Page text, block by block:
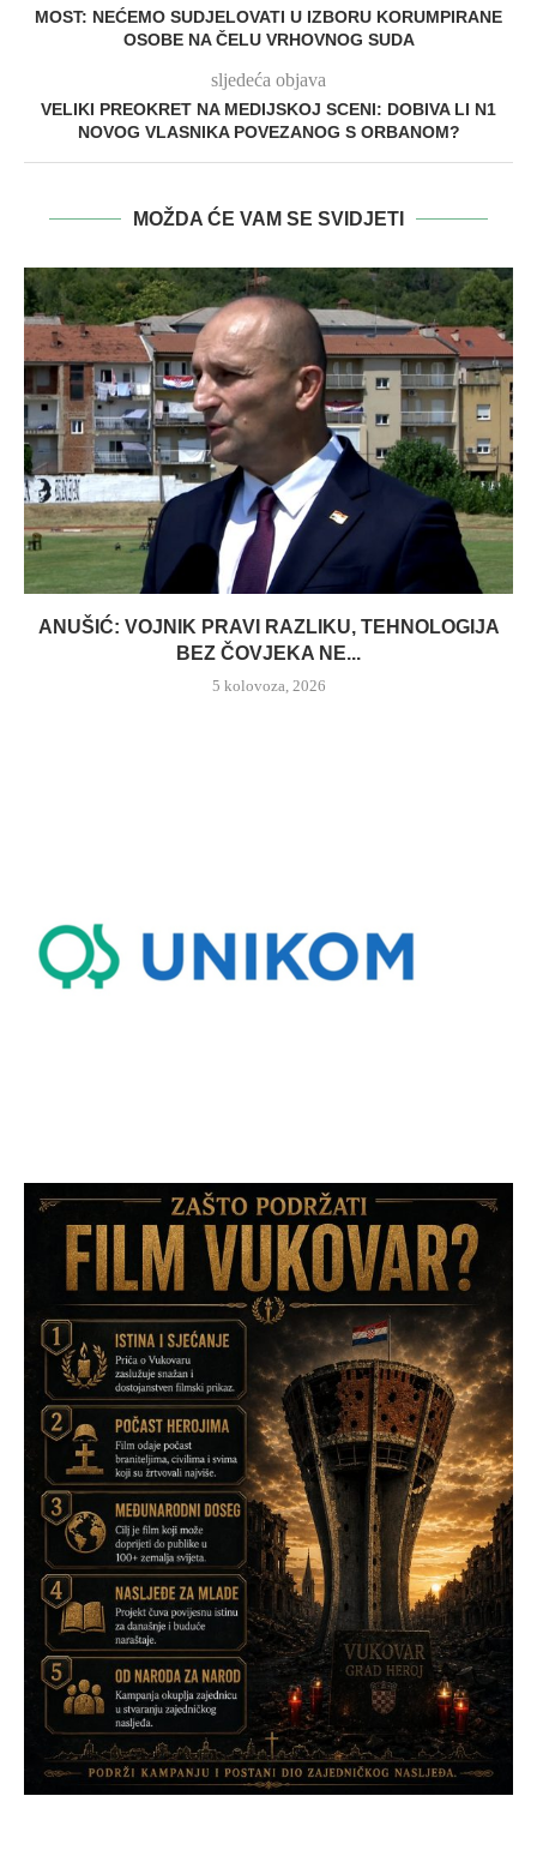
MOST: NEĆEMO SUDJELOVATI U IZBORU KORUMPIRANE
OSOBE NA ČELU VRHOVNOG SUDA
sljedeća objava
VELIKI PREOKRET NA MEDIJSKOJ SCENI: DOBIVA LI N1
NOVOG VLASNIKA POVEZANOG S ORBANOM?
MOŽDA ĆE VAM SE SVIDJETI
ANUŠIĆ: VOJNIK PRAVI RAZLIKU, TEHNOLOGIJA
BEZ ČOVJEKA NE...
5 kolovoza, 2026